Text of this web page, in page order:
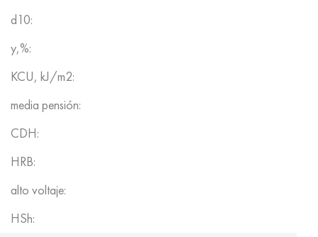
d10:
y,%:
KCU, kJ/m2:
media pensión:
CDH:
HRB:
alto voltaje:
HSh: